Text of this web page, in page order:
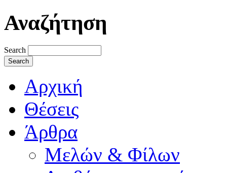
Αναζήτηση
Search
Αρχική
Θέσεις
Άρθρα
Μελών & Φίλων